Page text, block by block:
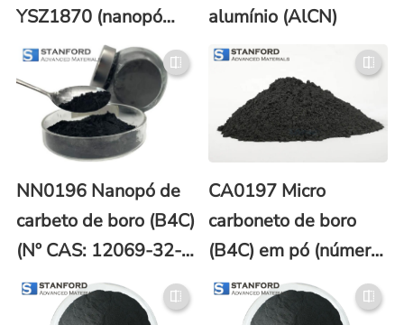
YSZ1870 (nanopó
YTZP/YSZ)
alumínio (AlCN)
NN0196 Nanopó de
carbeto de boro (B4C)
(Nº CAS: 12069-32-
8)
CA0197 Micro
carboneto de boro
(B4C) em pó (número
CAS 12069-32-8)